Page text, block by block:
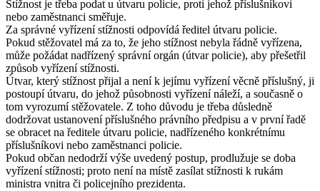
Stížnost je třeba podat u útvaru policie, proti jehož příslušníkovi
nebo zaměstnanci směřuje.
Za správné vyřízení stížnosti odpovídá ředitel útvaru policie.
Pokud stěžovatel má za to, že jeho stížnost nebyla řádně vyřízena,
může požádat nadřízený správní orgán (útvar policie), aby přešetřil
způsob vyřízení stížnosti.
Útvar, který stížnost přijal a není k jejímu vyřízení věcně příslušný, ji
postoupí útvaru, do jehož působnosti vyřízení náleží, a současně o
tom vyrozumí stěžovatele. Z toho důvodu je třeba důsledně
dodržovat ustanovení příslušného právního předpisu a v první řadě
se obracet na ředitele útvaru policie, nadřízeného konkrétnímu
příslušníkovi nebo zaměstnanci policie.
Pokud občan nedodrží výše uvedený postup, prodlužuje se doba
vyřízení stížnosti; proto není na místě zasílat stížnosti k rukám
ministra vnitra či policejního prezidenta.